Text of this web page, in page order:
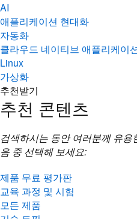
AI
애플리케이션 현대화
자동화
클라우드 네이티브 애플리케이
Linux
가상화
추천받기
추천 콘텐츠
검색하시는 동안 여러분께 유
음 중 선택해 보세요:
제품 무료 평가판
교육 과정 및 시험
모든 제품